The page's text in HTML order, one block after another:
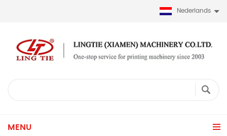
Nederlands
MENU